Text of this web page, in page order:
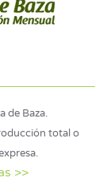
de Baza.
total o
>>